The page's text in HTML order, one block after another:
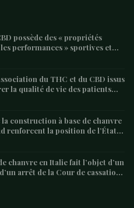
possède des « propriétés
performances » sportives et
récupérer après l’effort
du THC et du CBD issus
la qualité de vie des patients
Moment
construction à base de chanvre
renforcent la position de l’État
chanvre en Italie fait l’objet d’un
arrêt de la Cour de cassation